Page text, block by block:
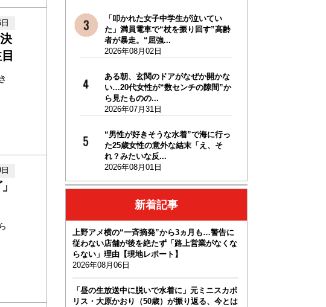
「叩かれた女子中学生が泣いてい
た」満員電車で“杖を振り回す”高齢
者が暴走。“屈強...
2026年08月02日
ある朝、玄関のドアがなぜか開かな
い…20代女性が“数センチの隙間”か
ら見たものの...
2026年07月31日
“男性が好きそうな水着”で海に行っ
た25歳女性の意外な結末「え、そ
れ？みたいな反...
2026年08月01日
新着記事
上野アメ横の“一斉摘発”から3ヵ月も…警告に
従わない店舗が後を絶たず「路上営業がなくな
らない」理由【現地レポート】
2026年08月06日
「昼の生放送中に脱いで水着に」元ミニスカポ
リス・大原かおり（50歳）が振り返る、今とは